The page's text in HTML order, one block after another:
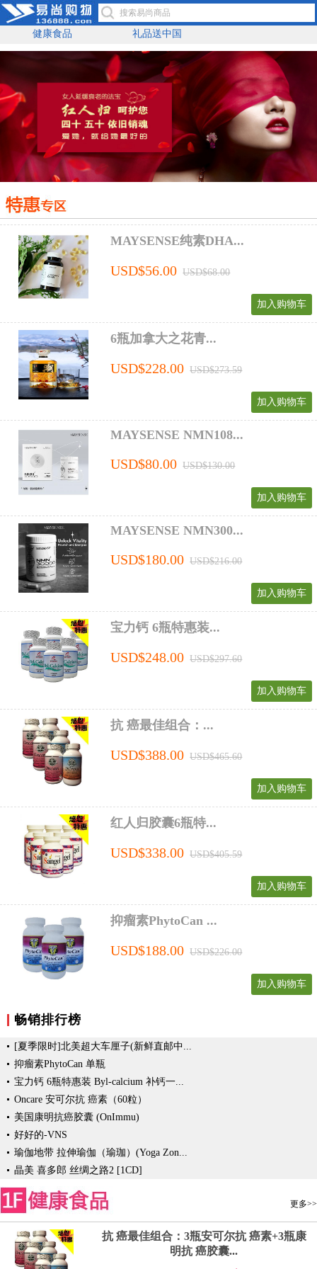
健康食品 礼品送中国
MAYSENSE纯素DHA...
USD$56.00 USD$68.00
加入购物车
6瓶加拿大之花青...
USD$228.00 USD$273.59
加入购物车
MAYSENSE NMN108...
USD$80.00 USD$130.00
加入购物车
MAYSENSE NMN300...
USD$180.00 USD$216.00
加入购物车
宝力钙 6瓶特惠装...
USD$248.00 USD$297.60
加入购物车
抗 癌最佳组合：...
USD$388.00 USD$465.60
加入购物车
红人归胶囊6瓶特...
USD$338.00 USD$405.59
加入购物车
抑瘤素PhytoCan ...
USD$188.00 USD$226.00
加入购物车
畅销排行榜
[夏季限时]北美超大车厘子(新鲜直邮中...
抑瘤素PhytoCan 单瓶
宝力钙 6瓶特惠装 Byl-calcium 补钙一...
Oncare 安可尔抗 癌素（60粒）
美国康明抗癌胶囊 (OnImmu)
好好的-VNS
瑜伽地带 拉伸瑜伽（瑜珈）(Yoga Zon...
晶美 喜多郎 丝绸之路2 [1CD]
更多>>
抗 癌最佳组合：3瓶安可尔抗 癌素+3瓶康
明抗 癌胶囊...